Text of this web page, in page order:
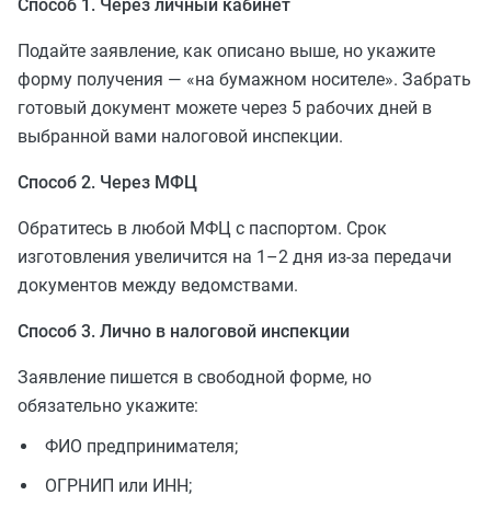
Способ 1. Через личный кабинет
Подайте заявление, как описано выше, но укажите
форму получения — «на бумажном носителе». Забрать
готовый документ можете через 5 рабочих дней в
выбранной вами налоговой инспекции.
Способ 2. Через МФЦ
Обратитесь в любой МФЦ с паспортом. Срок
изготовления увеличится на 1–2 дня из-за передачи
документов между ведомствами.
Способ 3. Лично в налоговой инспекции
Заявление пишется в свободной форме, но
обязательно укажите:
ФИО предпринимателя;
ОГРНИП или ИНН;